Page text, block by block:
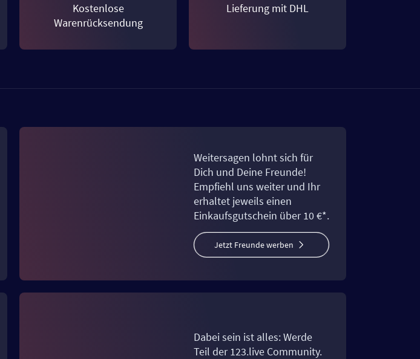
Kostenlose
Warenrücksendung
Lieferung mit DHL
Weitersagen lohnt sich für
Dich und Deine Freunde!
Empfiehl uns weiter und Ihr
erhaltet jeweils einen
Einkaufsgutschein über 10 €*.
Jetzt Freunde werben
Dabei sein ist alles: Werde
Teil der 123.live Community.